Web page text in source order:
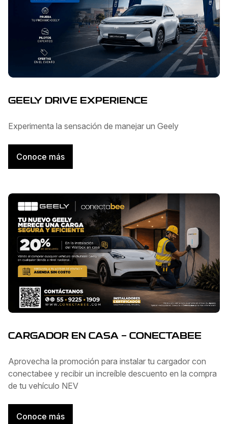
GEELY DRIVE EXPERIENCE
Experimenta la sensación de manejar un Geely
Conoce más
CARGADOR EN CASA - CONECTABEE
Aprovecha la promoción para instalar tu cargador con
conectabee y recibir un increíble descuento en la compra
de tu vehículo NEV
Conoce más